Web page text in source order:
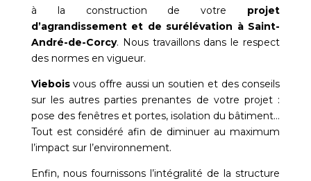
à la construction de votre projet
d’agrandissement et de surélévation à Saint-
André-de-Corcy. Nous travaillons dans le respect
des normes en vigueur.
Vieboisvous offre aussi un soutien et des conseils
sur les autres parties prenantes de votre projet :
pose des fenêtres et portes, isolation du bâtiment…
Tout est considéré afin de diminuer au maximum
l’impact sur l’environnement.
Enfin, nous fournissons l’intégralité de la structure